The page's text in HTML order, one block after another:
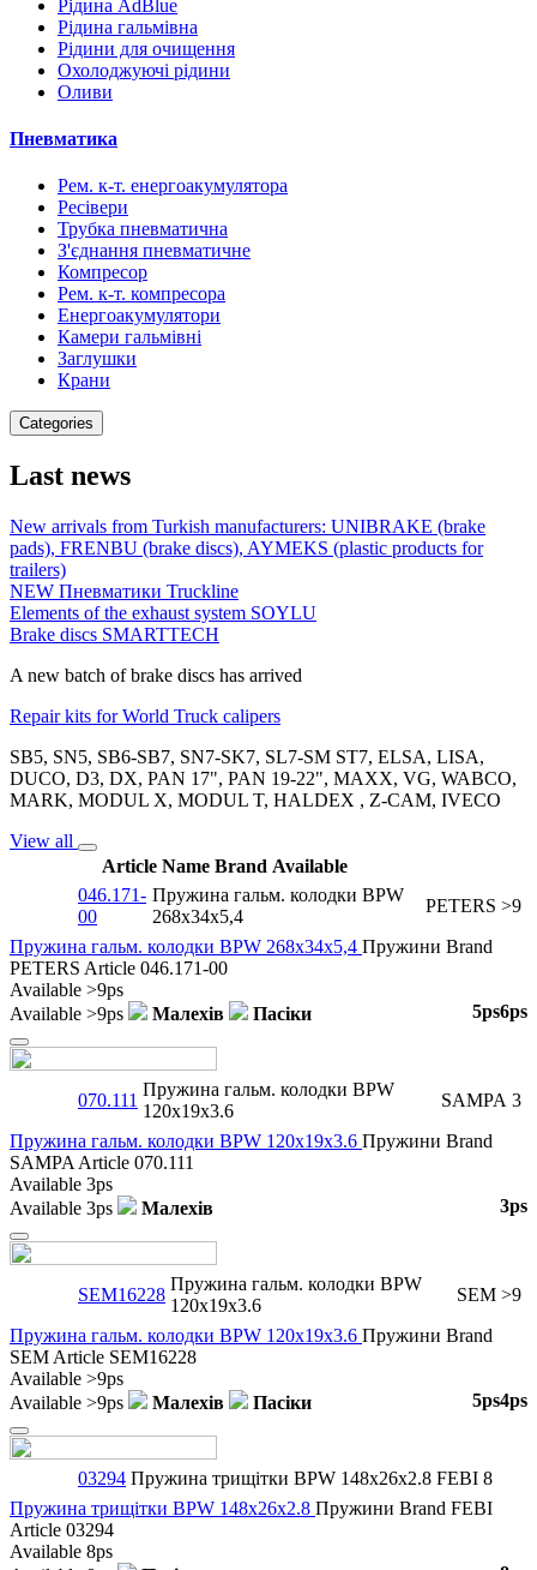
Рідина AdBlue
Рідина гальмівна
Рідини для очищення
Охолоджуючі рідини
Оливи
Пневматика
Рем. к-т. енергоакумулятора
Ресівери
Трубка пневматична
З'єднання пневматичне
Компресор
Рем. к-т. компресора
Енергоакумулятори
Камери гальмівні
Заглушки
Крани
Categories
Last news
New arrivals from Turkish manufacturers: UNIBRAKE (brake
pads), FRENBU (brake discs), AYMEKS (plastic products for
trailers)
NEW Пневматики Truckline
Elements of the exhaust system SOYLU
Brake discs SMARTTECH
A new batch of brake discs has arrived
Repair kits for World Truck calipers
SB5, SN5, SB6-SB7, SN7-SK7, SL7-SM ST7, ELSA, LISA,
DUCO, D3, DX, PAN 17", PAN 19-22", MAXX, VG, WABCO,
MARK, MODUL X, MODUL T, HALDEX , Z-CAM, IVECO
View all
Article Name Brand Available
046.171-
00
Пружина гальм. колодки BPW
268x34x5,4
PETERS >9
Пружина гальм. колодки BPW 268x34x5,4 Пружини Brand
PETERS Article 046.171-00
Available >9ps
Available >9ps Малехів 6ps
Пасіки 5ps
Close
070.111
Пружина гальм. колодки BPW
120x19x3.6
SAMPA 3
Пружина гальм. колодки BPW 120x19x3.6 Пружини Brand
SAMPA Article 070.111
Available 3ps
Available 3ps Малехів 3ps
Close
SEM16228
Пружина гальм. колодки BPW
120x19x3.6
SEM >9
Пружина гальм. колодки BPW 120x19x3.6 Пружини Brand
SEM Article SEM16228
Available >9ps
Available >9ps Малехів 4ps
Пасіки 5ps
Close
03294 Пружина трищітки BPW 148x26x2.8 FEBI 8
Пружина трищітки BPW 148x26x2.8 Пружини Brand FEBI
Article 03294
Available 8ps